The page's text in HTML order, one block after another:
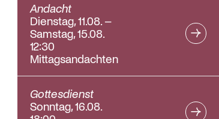
Andacht
Dienstag, 11.08. –
Samstag, 15.08.
12:30
Mittagsandachten
Gottesdienst
Sonntag, 16.08.